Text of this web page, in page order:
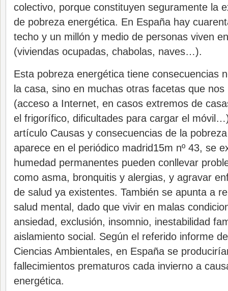
colectivo, porque constituyen seguramente la
de pobreza energética. En España hay
techo y un millón y medio de personas viven
(viviendas ocupadas, chabolas, naves…).
Esta pobreza energética tiene consecuencias
la casa, sino en muchas otras facetas que
(acceso a Internet, en casos extremos de
el frigorífico, dificultades para cargar el
artículo Causas y consecuencias de la
aparece en el periódico madrid15m nº 43, se
humedad permanentes pueden conllevar
como asma, bronquitis y alergias, y agravar
de salud ya existentes. También se apunta a
salud mental, dado que vivir en malas
ansiedad, exclusión, insomnio, inestabilidad
aislamiento social. Según el referido informe
Ciencias Ambientales, en España se
fallecimientos prematuros cada invierno a
energética.